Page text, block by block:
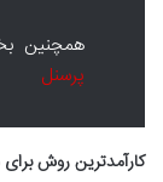
همچنین
پرسنل
کارآمدترین روش